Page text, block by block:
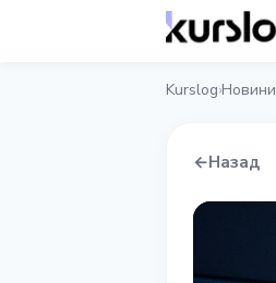
Kurslog›Новини
←Назад